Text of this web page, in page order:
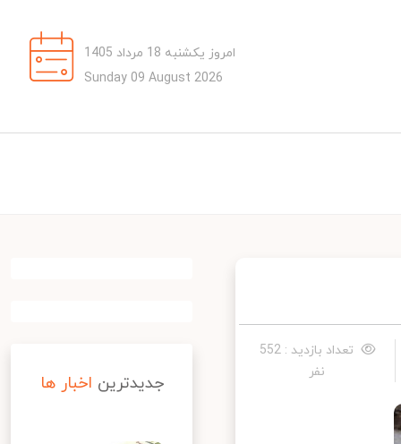
امروز یکشنبه 18 مرداد 1405
Sunday 09 August 2026
تعداد بازدید : 552
نفر
جدیدترین اخبار ها